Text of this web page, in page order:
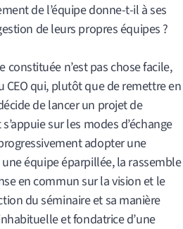
de l’équipe donne-t-il à ses
de leurs propres équipes ?
n’est pas chose facile,
CEO qui, plutôt que de remettre en
de lancer un projet de
sur les modes d’échange
adopter une
équipe éparpillée, la rassemble
en commun sur la vision et le
du séminaire et sa manière
et fondatrice d’une